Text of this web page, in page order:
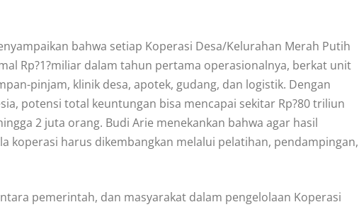
bahwa setiap Koperasi Desa/Kelurahan Merah Putih
Rp?1?miliar dalam tahun pertama operasionalnya, berkat unit
pinjam, klinik desa, apotek, gudang, dan logistik. Dengan
potensi total keuntungan bisa mencapai sekitar Rp?80 triliun
2 juta orang. Budi Arie menekankan bahwa agar hasil
koperasi harus dikembangkan melalui pelatihan, pendampingan,
pemerintah, dan masyarakat dalam pengelolaan Koperasi